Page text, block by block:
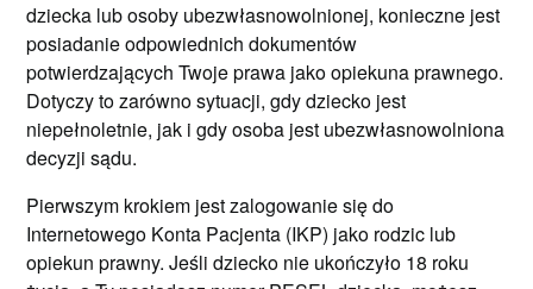
dziecka lub osoby ubezwłasnowolnionej, konieczne jest
posiadanie odpowiednich dokumentów
potwierdzających Twoje prawa jako opiekuna prawnego.
Dotyczy to zarówno sytuacji, gdy dziecko jest
niepełnoletnie, jak i gdy osoba jest ubezwłasnowolniona
decyzji sądu.
Pierwszym krokiem jest zalogowanie się do
Internetowego Konta Pacjenta (IKP) jako rodzic lub
opiekun prawny. Jeśli dziecko nie ukończyło 18 roku